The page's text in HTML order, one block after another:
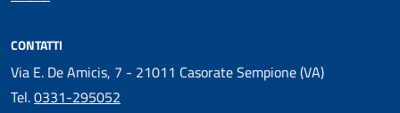
CONTATTI
Via E. De Amicis, 7 - 21011 Casorate Sempione (VA)
Tel.0331-295052